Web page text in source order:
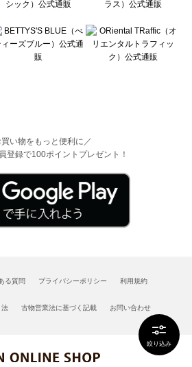
絞り込み
買い物をもっと便利に／
登録で100ポイントプレゼント！
る質問 プライバシーポリシー 利用規約
法 古物営業法に基づく記載 お問い合わせ